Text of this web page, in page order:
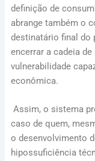
definição de
abrange também o
destinatário final do
encerrar a cadeia
vulnerabilidade
econômica.
Assim, o sistema
caso de quem,
o desenvolvimento
hipossuficiência